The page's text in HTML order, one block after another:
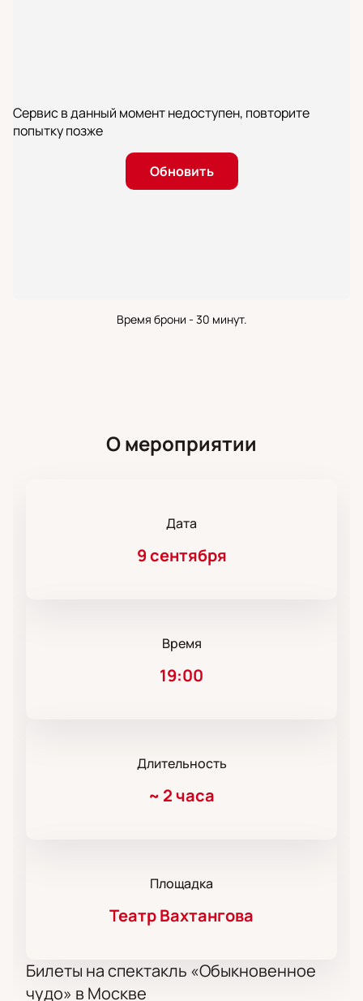
Сервис в данный момент недоступен, повторите
попытку позже
Обновить
Время брони - 30 минут.
О мероприятии
Дата
9 сентября
Время
19:00
Длительность
~ 2 часа
Площадка
Театр Вахтангова
Билеты на спектакль «Обыкновенное
чудо» в Москве